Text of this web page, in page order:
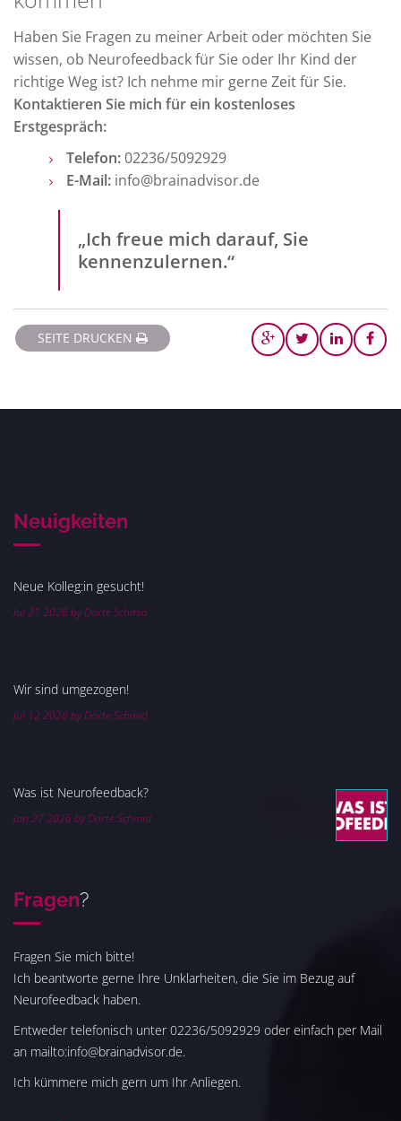
Haben Sie Fragen zu meiner Arbeit oder möchten Sie
wissen, ob Neurofeedback für Sie oder Ihr Kind der
richtige Weg ist? Ich nehme mir gerne Zeit für Sie.
Kontaktieren Sie mich für ein kostenloses
Erstgespräch:
Telefon:02236/5092929
E-Mail: info@brainadvisor.de
„Ich freue mich darauf, Sie
kennenzulernen.“
SEITE DRUCKEN
Neuigkeiten
Neue Kolleg:in gesucht!
Jul 21 2026 by Dorte Schmid
Wir sind umgezogen!
Jul 12 2026 by Dorte Schmid
Was ist Neurofeedback?
Jan 27 2026 by Dorte Schmid
Fragen?
Fragen Sie mich bitte!
Ich beantworte gerne Ihre Unklarheiten, die Sie im Bezug auf
Neurofeedback haben.
Entweder telefonisch unter 02236/5092929 oder einfach per Mail
an mailto:info@brainadvisor.de.
Ich kümmere mich gern um Ihr Anliegen.